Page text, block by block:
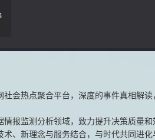
会热点聚合平台，深度的事件真相解
报监测分析领域，致力提升决策质量
术、新理念与服务结合，与时代共同进